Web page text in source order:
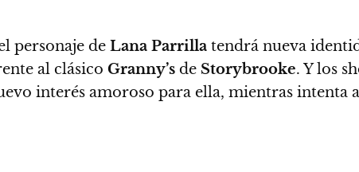
personaje de Lana Parrilla tendrá nueva
al clásico Granny’s de Storybrooke. Y los
interés amoroso para ella, mientras